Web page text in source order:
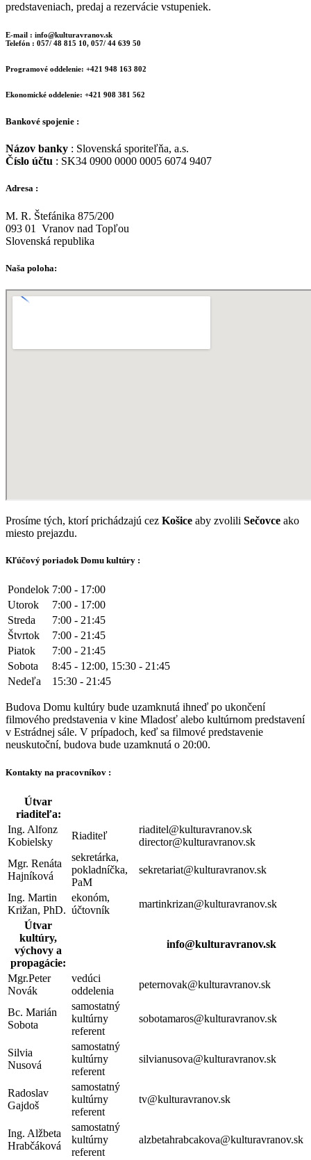
predstaveniach, predaj a rezervácie vstupeniek.
E-mail : info@kulturavranov.sk
Telefón : 057/ 48 815 10, 057/ 44 639 50
Programové oddelenie: +421 948 163 802
Ekonomické oddelenie: +421 908 381 562
Bankové spojenie :
Názov banky : Slovenská sporiteľňa, a.s.
Číslo účtu : SK34 0900 0000 0005 6074 9407
Adresa :
M. R. Štefánika 875/200
093 01 Vranov nad Topľou
Slovenská republika
Naša poloha:
Prosíme tých, ktorí prichádzajú cez Košice aby zvolili Sečovce ako
miesto prejazdu.
Kľúčový poriadok Domu kultúry :
Pondelok 7:00 - 17:00
Utorok
7:00 - 17:00
Streda
7:00 - 21:45
Štvrtok
7:00 - 21:45
Piatok
7:00 - 21:45
Sobota
8:45 - 12:00, 15:30 - 21:45
Nedeľa
15:30 - 21:45
Budova Domu kultúry bude uzamknutá ihneď po ukončení
filmového predstavenia v kine Mladosť alebo kultúrnom predstavení
v Estrádnej sále. V prípadoch, keď sa filmové predstavenie
neuskutoční, budova bude uzamknutá o 20:00.
Kontakty na pracovníkov :
Útvar
riaditeľa:
Ing. Alfonz
Kobielsky
Riaditeľ
riaditel@kulturavranov.sk
director@kulturavranov.sk
Mgr. Renáta
Hajníková
sekretárka,
pokladníčka,
PaM
sekretariat@kulturavranov.sk
Ing. Martin
Križan, PhD.
ekonóm,
účtovník
martinkrizan@kulturavranov.sk
Útvar
kultúry,
výchovy a
propagácie:
info@kulturavranov.sk
Mgr.Peter
Novák
vedúci
oddelenia
peternovak@kulturavranov.sk
Bc. Marián
Sobota
samostatný
kultúrny
referent
sobotamaros@kulturavranov.sk
Silvia
Nusová
samostatný
kultúrny
referent
silvianusova@kulturavranov.sk
Radoslav
Gajdoš
samostatný
kultúrny
referent
tv@kulturavranov.sk
Ing. Alžbeta
Hrabčáková
samostatný
kultúrny
referent
alzbetahrabcakova@kulturavranov.sk